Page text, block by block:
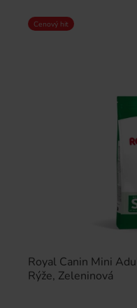
Royal Canin Mini
Rýže, Zeleninová
Cenový hit